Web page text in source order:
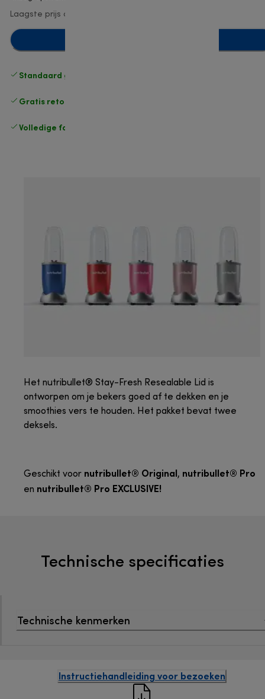
Laagste prijs afgelopen 30 dagen
Standaard gratis verzending
Gratis retourneren
Volledige fabrieksgarantie
Het nutribullet® Stay-Fresh Resealable Lid is
ontworpen om je bekers goed af te dekken en je
smoothies vers te houden. Het pakket bevat twee
deksels.
Geschikt voor nutribullet® Original, nutribullet® Pro
en nutribullet® Pro EXCLUSIVE!
Technische specificaties
Technische kenmerken
Instructiehandleiding voor bezoeken